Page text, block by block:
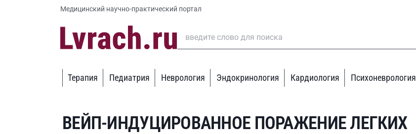
Медицинский научно-практический портал
Терапия Педиатрия Неврология Эндокринология Кардиология Психоневрология
ВЕЙП-ИНДУЦИРОВАННОЕ ПОРАЖЕНИЕ ЛЕГКИХ